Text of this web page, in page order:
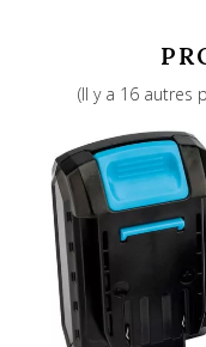
(Il y a 16 autres